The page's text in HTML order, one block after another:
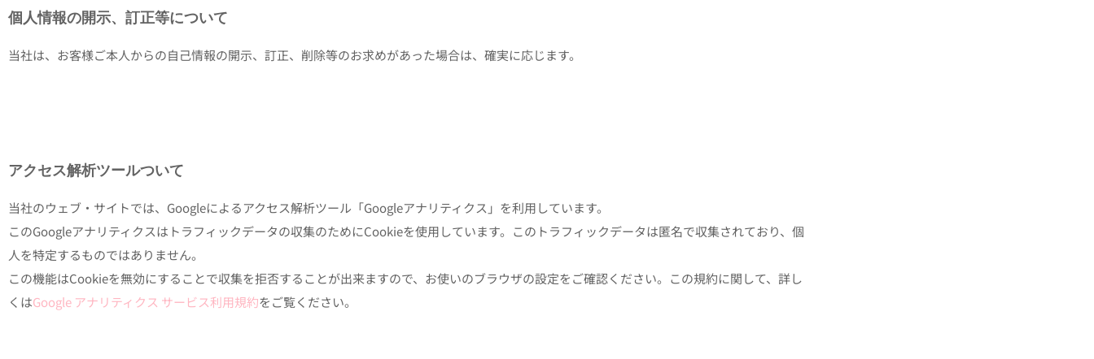
個人情報の開示、訂正等について
当社は、お客様ご本人からの自己情報の開示、訂正、削除等のお求めがあった場合は、確実に応じます。
アクセス解析ツールついて
当社のウェブ・サイトでは、Googleによるアクセス解析ツール「Googleアナリティクス」を利用しています。
このGoogleアナリティクスはトラフィックデータの収集のためにCookieを使用しています。このトラフィックデータは匿名で収集されており、個
人を特定するものではありません。
この機能はCookieを無効にすることで収集を拒否することが出来ますので、お使いのブラウザの設定をご確認ください。この規約に関して、詳し
くはGoogle アナリティクス サービス利用規約をご覧ください。